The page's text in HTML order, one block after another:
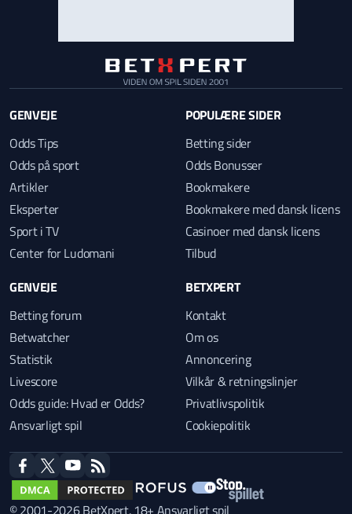
GENVEJE
Odds Tips
Odds på sport
Artikler
Eksperter
Sport i TV
Center for Ludomani
POPULÆRE SIDER
Betting sider
Odds Bonusser
Bookmakere
Bookmakere med dansk licens
Casinoer med dansk licens
Tilbud
GENVEJE
Betting forum
Betwatcher
Statistik
Livescore
Odds guide: Hvad er Odds?
Ansvarligt spil
BETXPERT
Kontakt
Om os
Annoncering
Vilkår & retningslinjer
Privatlivspolitik
Cookiepolitik
facebooktwitter youtubeRSS